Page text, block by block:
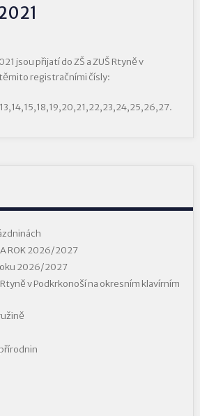
jsou přijatí do ZŠ a ZUŠ Rtyně v
registračními čísly:
ROK 2026/2027
2026/2027
v Podkrkonoší na okresním klavírním